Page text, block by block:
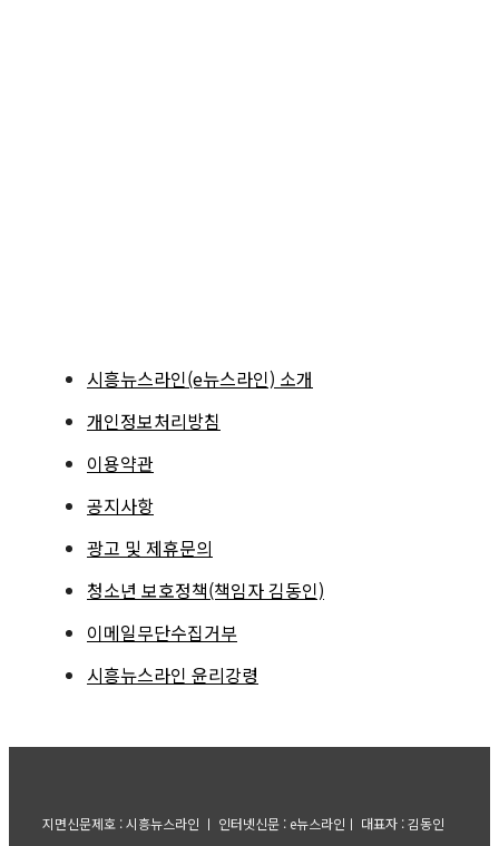
시흥뉴스라인(e뉴스라인) 소개
개인정보처리방침
이용약관
공지사항
광고 및 제휴문의
청소년 보호정책(책임자 김동인)
이메일무단수집거부
시흥뉴스라인 윤리강령
지면신문제호 : 시흥뉴스라인 ㅣ 인터넷신문 : e뉴스라인ㅣ 대표자 : 김동인